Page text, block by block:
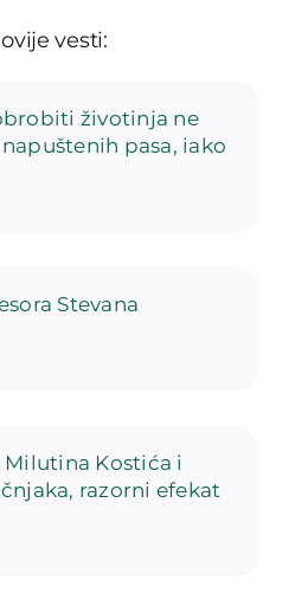
vesti:
životinja ne
pasa, iako
Stevana
Kostića i
razorni efekat